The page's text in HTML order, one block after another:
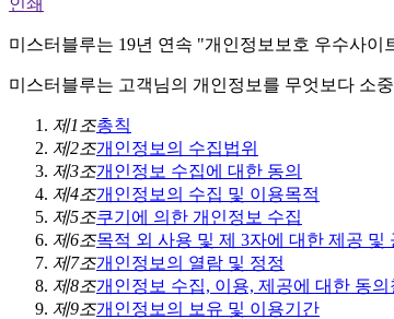
미스터블루는 19년 연속 "개인정보보호 우수사이
미스터블루는 고객님의 개인정보를 무엇보다 소
제1조총칙
제2조개인정보의 수집법위
제3조개인정보 수집에 대한 동의
제4조개인정보의 수집 및 이용목적
제5조쿠기에 의한 개인정보 수집
제6조목적 외 사용 및 제 3자에 대한 제공 및
제7조개인정보의 열람 및 정정
제8조개인정보 수집, 이용, 제공에 대한 동의
제9조개인정보의 보유 및 이용기간